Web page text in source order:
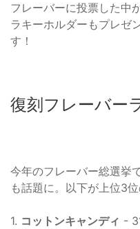
フレーバーに投票した中
ラキーホルダーもプレゼ
す！
復刻フレーバー
今年のフレーバー総選挙
も話題に。以下が上位3位
1. コットンキャンディ -